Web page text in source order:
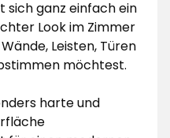
sich ganz einfach ein
Look im Zimmer
Leisten, Türen
möchtest.
harte und